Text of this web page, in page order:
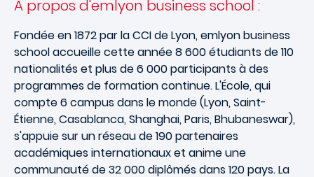
À propos d'emlyon business school :
Fondée en 1872 par la CCI de Lyon, emlyon business
school accueille cette année 8 600 étudiants de 110
nationalités et plus de 6 000 participants à des
programmes de formation continue. L'École, qui
compte 6 campus dans le monde (Lyon, Saint-
Étienne, Casablanca, Shanghai, Paris, Bhubaneswar),
s'appuie sur un réseau de 190 partenaires
académiques internationaux et anime une
communauté de 32 000 diplômés dans 120 pays. La